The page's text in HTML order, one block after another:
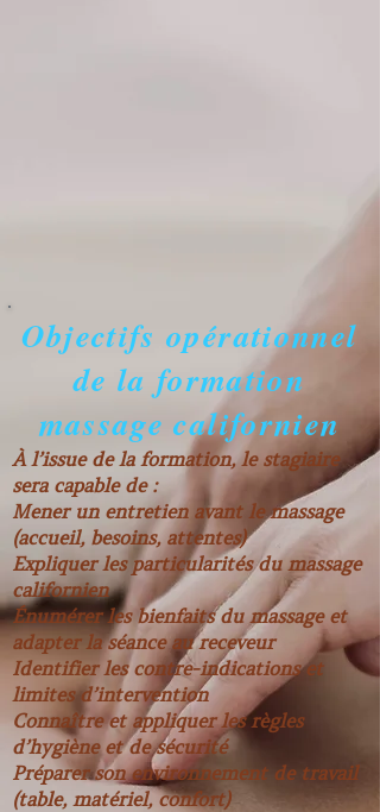
Objectifs opérationnel
de la formation
massage californien
À l’issue de la formation, le stagiaire
sera capable de :
Mener un entretien avant le massage
(accueil, besoins, attentes)
Expliquer les particularités du massage
californien
Énumérer les bienfaits du massage et
adapter la séance au receveur
Identifier les contre-indications et
limites d’intervention
Connaître et appliquer les règles
d’hygiène et de sécurité
Préparer son environnement de travail
(table, matériel, confort)